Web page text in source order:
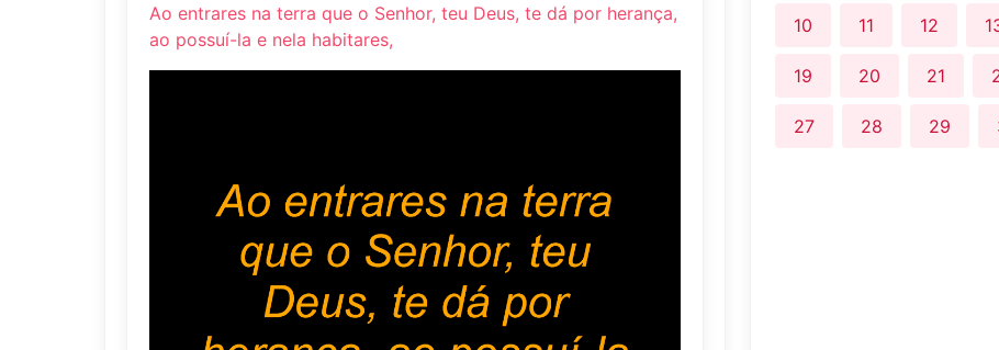
Ao entrares na terra que o Senhor, teu Deus, te dá por herança,
ao possuí-la e nela habitares,
10 11 12
19 20 21
27 28 29